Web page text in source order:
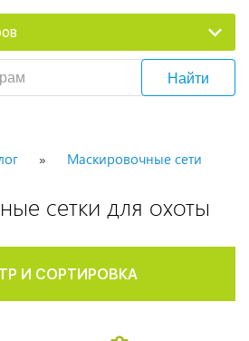
Найти
Маскировочные сети
сетки для охоты
И СОРТИРОВКА